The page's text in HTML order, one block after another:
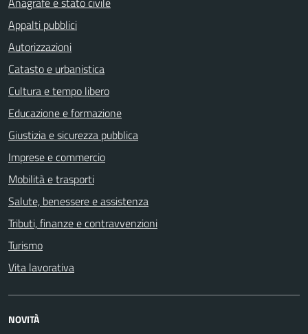
Appalti pubblici
Autorizzazioni
Catasto e urbanistica
Cultura e tempo libero
Educazione e formazione
Giustizia e sicurezza pubblica
Imprese e commercio
Mobilità e trasporti
Salute, benessere e assistenza
Tributi, finanze e contravvenzioni
Turismo
Vita lavorativa
NOVITÀ